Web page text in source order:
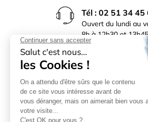
Tél : 02 51 34 45
Ouvert du lundi au
8h à 12h30 et
(17h30 le vendredi)
Rue du Bocage La
85170 Le Poiré sur